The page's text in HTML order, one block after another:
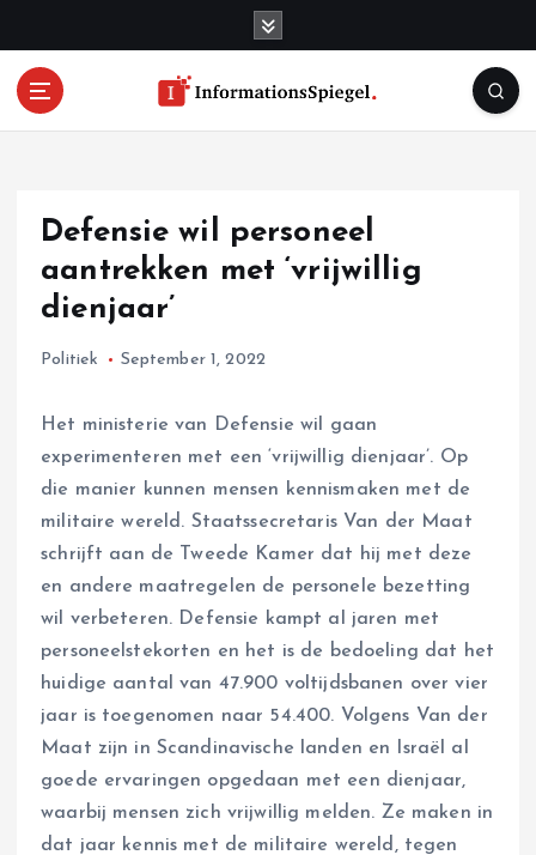
Defensie wil personeel
aantrekken met ‘vrijwillig
dienjaar’
Politiek September 1, 2022
Het ministerie van Defensie wil gaan
experimenteren met een ‘vrijwillig dienjaar’. Op
die manier kunnen mensen kennismaken met de
militaire wereld. Staatssecretaris Van der Maat
schrijft aan de Tweede Kamer dat hij met deze
en andere maatregelen de personele bezetting
wil verbeteren. Defensie kampt al jaren met
personeelstekorten en het is de bedoeling dat het
huidige aantal van 47.900 voltijdsbanen over vier
jaar is toegenomen naar 54.400. Volgens Van der
Maat zijn in Scandinavische landen en Israël al
goede ervaringen opgedaan met een dienjaar,
waarbij mensen zich vrijwillig melden. Ze maken in
dat jaar kennis met de militaire wereld, tegen